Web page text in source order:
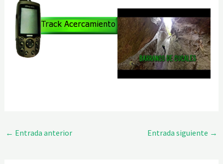
← Entrada anterior Entrada siguiente →